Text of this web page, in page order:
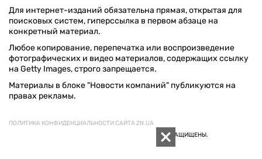
Для интернет-изданий обязательна прямая, открытая для
поисковых систем, гиперссылка в первом абзаце на
конкретный материал.
Любое копирование, перепечатка или воспроизведение
фотографических и видео материалов, содержащих ссылку
на Getty Images, строго запрещается.
Материалы в блоке "Новости компаний" публикуются на
правах рекламы.
ПОЛИТИКА КОНФИДЕНЦИАЛЬНОСТИ САЙТА ZN.UA
© 1994–2026 «ЗЕРКАЛО НЕДЕЛИ. УКРАИНА». ВСЕ ПРАВА ЗАЩИЩЕНЫ.